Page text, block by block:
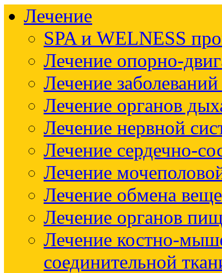
Лечение
SPA и WELNESS
Лечение опорно-
Лечение
Лечение органов
Лечение нервной
Лечение сердечно-
Лечение
Лечение обмена
Лечение органов
Лечение костно-
соединительной